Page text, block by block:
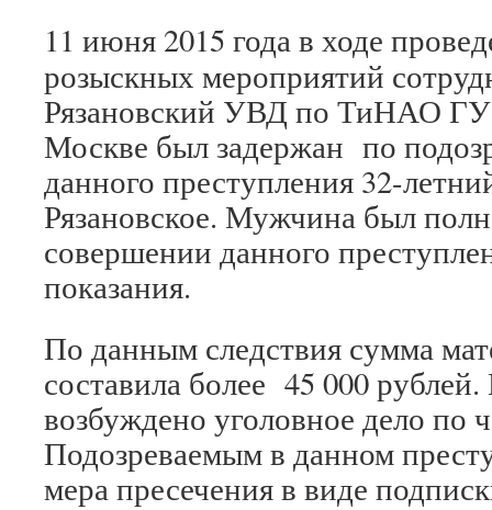
11 июня 2015 года в ходе
розыскных мероприятий
Рязановский УВД по ТиНАО
Москве был задержан по
данного преступления 32-
Рязановское. Мужчина был
совершении данного
показания.
По данным следствия сумма
составила более 45 000
возбуждено уголовное дело
Подозреваемым в данном
мера пресечения в виде